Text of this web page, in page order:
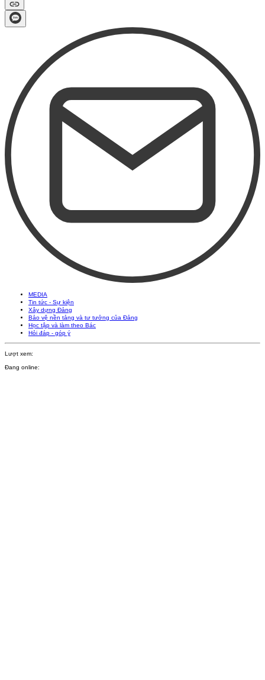
MEDIA
Tin tức - Sự kiện
Xây dựng Đảng
Bảo vệ nền tảng và tư tưởng của Đảng
Học tập và làm theo Bác
Hỏi đáp - góp ý
Lượt xem:
Đang online: